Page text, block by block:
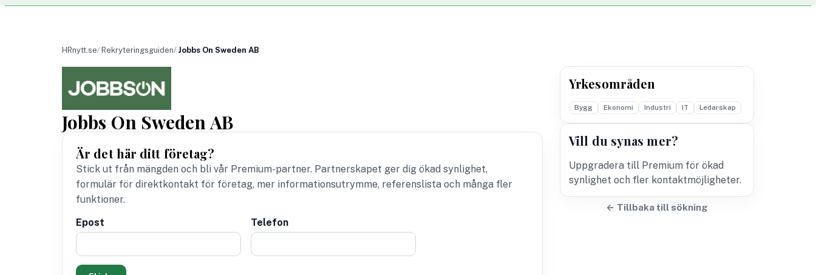
HRnytt.se Rekryteringsguiden Jobbs On Sweden AB
Jobbs On Sweden AB
Är det här ditt företag?
Stick ut från mängden och bli vår Premium-partner. Partnerskapet ger dig ökad synlighet,
formulär för direktkontakt för företag, mer informationsutrymme, referenslista och många fler
funktioner.
Epost
Telefon
Yrkesområden
Bygg Ekonomi Industri IT Ledarskap
Vill du synas mer?
Uppgradera till Premium för ökad
synlighet och fler kontaktmöjligheter.
← Tillbaka till sökning